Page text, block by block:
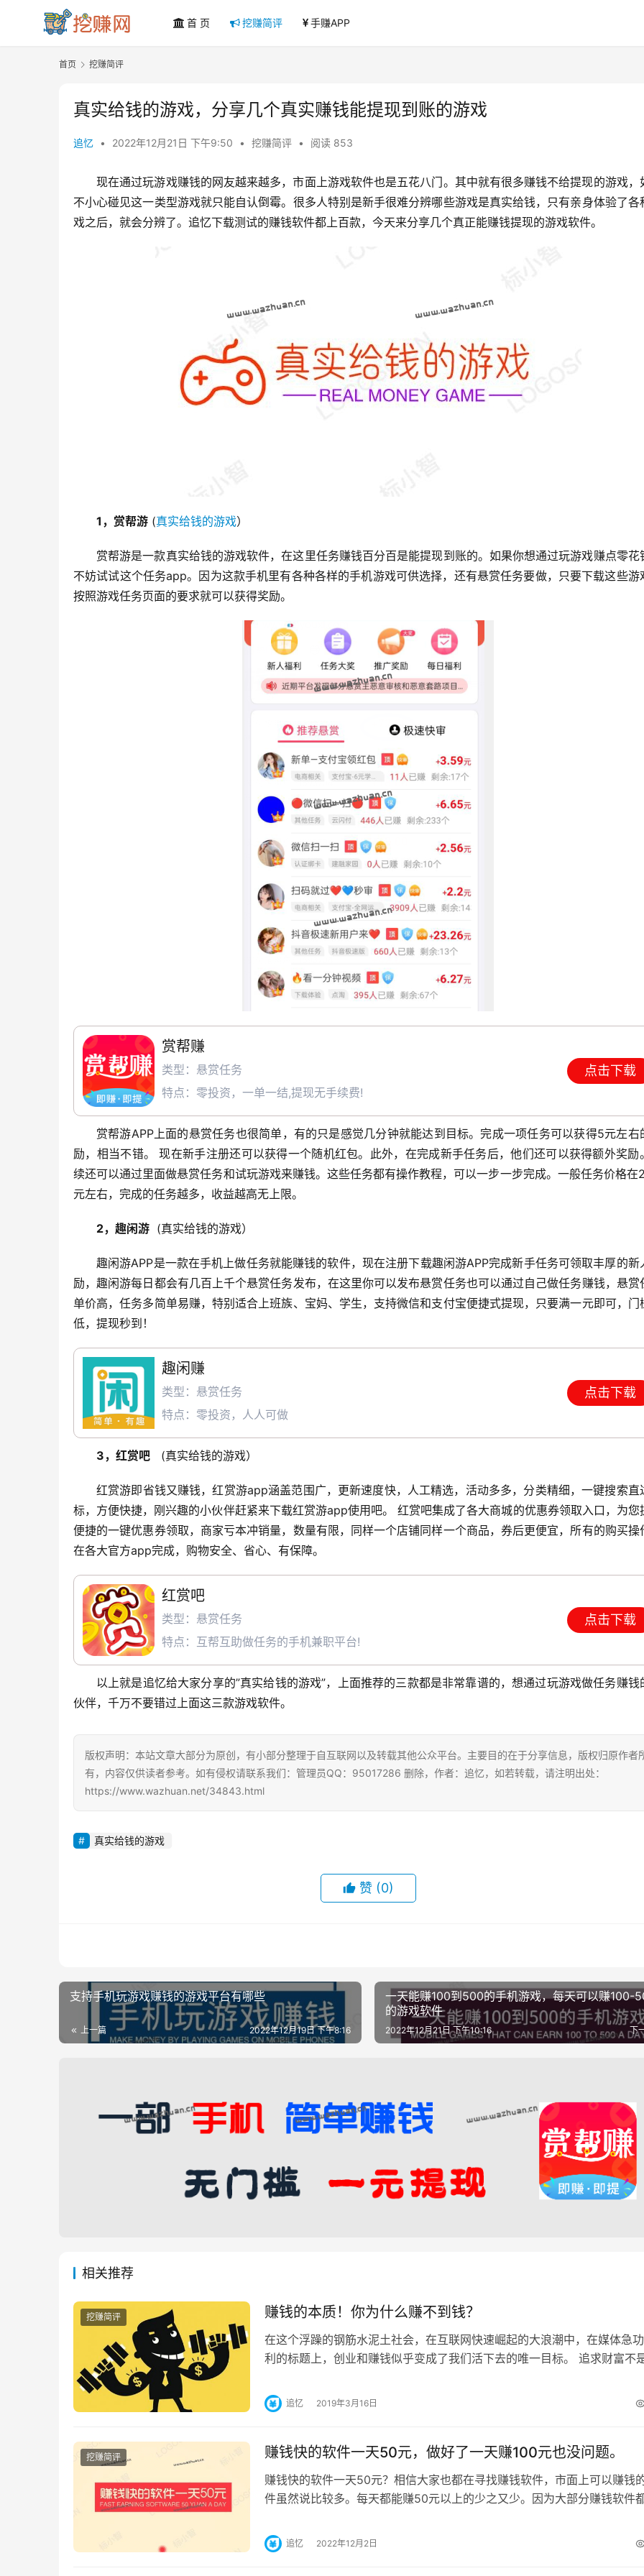
首 页 挖赚简评 手赚APP
首页 挖赚简评
真实给钱的游戏，分享几个真实赚钱能提现到账的游戏
追忆 • 2022年12月21日 下午9:50 • 挖赚简评 • 阅读 853
现在通过玩游戏赚钱的网友越来越多，市面上游戏软件也是五花八门。其中就有很多赚钱不给提现的游戏，
不小心碰见这一类型游戏就只能自认倒霉。很多人特别是新手很难分辨哪些游戏是真实给钱，只有亲身体验了各
戏之后，就会分辨了。追忆下载测试的赚钱软件都上百款，今天来分享几个真正能赚钱提现的游戏软件。
1，赏帮游 (真实给钱的游戏）
赏帮游是一款真实给钱的游戏软件，在这里任务赚钱百分百是能提现到账的。如果你想通过玩游戏赚点零花
不妨试试这个任务app。因为这款手机里有各种各样的手机游戏可供选择，还有悬赏任务要做，只要下载这些游
按照游戏任务页面的要求就可以获得奖励。
赏帮赚
类型：悬赏任务
特点：零投资，一单一结,提现无手续费!
点击下载
赏帮游APP上面的悬赏任务也很简单，有的只是感觉几分钟就能达到目标。完成一项任务可以获得5元左右
励，相当不错。 现在新手注册还可以获得一个随机红包。此外，在完成新手任务后，他们还可以获得额外奖励
续还可以通过里面做悬赏任务和试玩游戏来赚钱。这些任务都有操作教程，可以一步一步完成。一般任务价格在
元左右，完成的任务越多，收益越高无上限。
2，趣闲游
  (真实给钱的游戏）
趣闲游APP是一款在手机上做任务就能赚钱的软件，现在注册下载趣闲游APP完成新手任务可领取丰厚的新
励，趣闲游每日都会有几百上千个悬赏任务发布，在这里你可以发布悬赏任务也可以通过自己做任务赚钱，悬赏
单价高，任务多简单易赚，特别适合上班族、宝妈、学生，支持微信和支付宝便捷式提现，只要满一元即可，门
低，提现秒到！
趣闲赚
类型：悬赏任务
特点：零投资，人人可做
点击下载
3，红赏吧
   (真实给钱的游戏）
红赏游即省钱又赚钱，红赏游app涵盖范围广，更新速度快，人工精选，活动多多，分类精细，一键搜索直
标，方便快捷，刚兴趣的小伙伴赶紧来下载红赏游app使用吧。 红赏吧集成了各大商城的优惠券领取入口，为您
便捷的一键优惠券领取，商家亏本冲销量，数量有限，同样一个店铺同样一个商品，券后更便宜，所有的购买操
在各大官方app完成，购物安全、省心、有保障。
红赏吧
类型：悬赏任务
特点：互帮互助做任务的手机兼职平台!
点击下载
以上就是追忆给大家分享的”真实给钱的游戏”，上面推荐的三款都是非常靠谱的，想通过玩游戏做任务赚钱
伙伴，千万不要错过上面这三款游戏软件。
版权声明：本站文章大部分为原创，有小部分整理于自互联网以及转载其他公众平台。主要目的在于分享信息，版权归原作者
有，内容仅供读者参考。如有侵权请联系我们：管理员QQ：95017286 删除，作者：追忆，如若转载，请注明出处：
https://www.wazhuan.net/34843.html
真实给钱的游戏
赞 (0)
支持手机玩游戏赚钱的游戏平台有哪些
上一篇 2022年12月19日 下午8:16
一天能赚100到500的手机游戏，每天可以赚100-
的游戏软件
下
2022年12月21日 下午10:16
相关推荐
挖赚简评 赚钱的本质！你为什么赚不到钱？
在这个浮躁的钢筋水泥土社会，在互联网快速崛起的大浪潮中，在媒体急
利的标题上，创业和赚钱似乎变成了我们活下去的唯一目标。 追求财富不
追忆 2019年3月16日
挖赚简评 赚钱快的软件一天50元，做好了一天赚100元也没问题。
赚钱快的软件一天50元？相信大家也都在寻找赚钱软件，市面上可以赚钱
件虽然说比较多。每天都能赚50元以上的少之又少。因为大部分赚钱软件
追忆 2022年12月2日